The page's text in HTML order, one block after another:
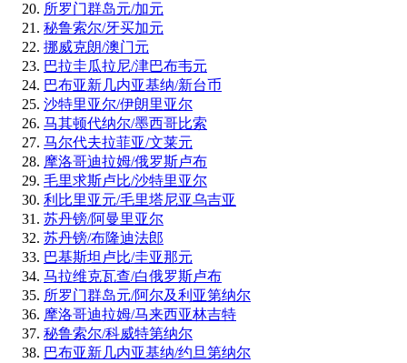
所罗门群岛元/加元
秘鲁索尔/牙买加元
挪威克朗/澳门元
巴拉圭瓜拉尼/津巴布韦元
巴布亚新几内亚基纳/新台币
沙特里亚尔/伊朗里亚尔
马其顿代纳尔/墨西哥比索
马尔代夫拉菲亚/文莱元
摩洛哥迪拉姆/俄罗斯卢布
毛里求斯卢比/沙特里亚尔
利比里亚元/毛里塔尼亚乌吉亚
苏丹镑/阿曼里亚尔
苏丹镑/布隆迪法郎
巴基斯坦卢比/圭亚那元
马拉维克瓦查/白俄罗斯卢布
所罗门群岛元/阿尔及利亚第纳尔
摩洛哥迪拉姆/马来西亚林吉特
秘鲁索尔/科威特第纳尔
巴布亚新几内亚基纳/约旦第纳尔